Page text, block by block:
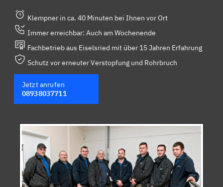
Klempner in ca. 40 Minuten bei Ihnen vor Ort
Immer erreichbar: Auch am Wochenende
Fachbetrieb aus Eiselsried mit über 15 Jahren Erfahrung
Schutz vor erneuter Verstopfung und Rohrbruch
Jetzt anrufen
08938037711